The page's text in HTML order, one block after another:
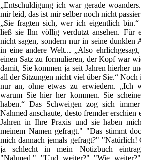
„Entschuldigung ich war gerade
mir leid, das ist mir selber noch nicht
„Sie fragten sich, wer ich eigentlich
ließ sie Ihn völlig verdutzt ansehen. Für
nicht sagen, sondern nur in seine dunklen
in eine andere Welt... „Also
einen Satz zu formulieren, der Kopf war
damit, Sie kommen ja seit Jahren hierher
all der Sitzungen nicht viel über Sie.“ Noch
nur an, ohne etwas zu erwiedern. „Ich
warum Sie hier her kommen. Sie
haben.“ Das Schweigen zog sich
Nahmed anschaute, desto fremder
Jahren in Ihre Praxis und sie haben
meinem Namen gefragt." "Das stimmt
mich dannach jemals gefragt?" "Natürlich!
ja schlecht in mein Notizbuch
"Nahmed." "Und weiter?" "Wie